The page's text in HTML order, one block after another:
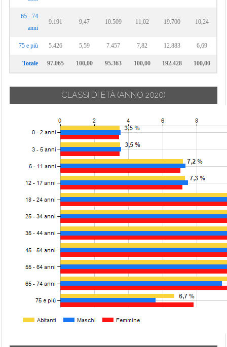
65 - 74
anni
9.191 9,47 10.509 11,02 19.700 10,24
75 e più 5.426 5,59 7.457 7,82 12.883 6,69
Totale 97.065 100,00 95.363 100,00 192.428 100,00
CLASSI DI ETÀ (ANNO 2020)